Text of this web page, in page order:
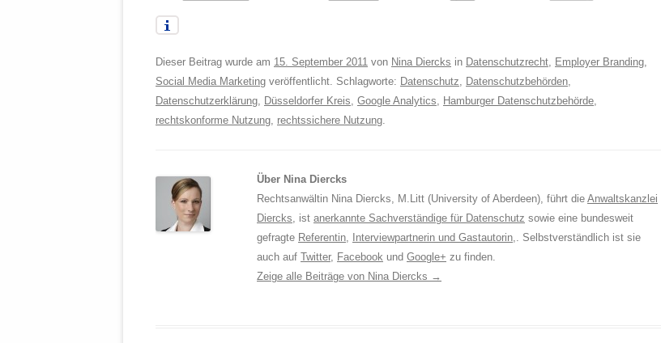
Dieser Beitrag wurde am 15. September 2011 von Nina Diercks in Datenschutzrecht, Employer Branding,
Social Media Marketing veröffentlicht. Schlagworte: Datenschutz, Datenschutzbehörden,
Datenschutzerklärung, Düsseldorfer Kreis, Google Analytics, Hamburger Datenschutzbehörde,
rechtskonforme Nutzung, rechtssichere Nutzung.
Über Nina Diercks
Rechtsanwältin Nina Diercks, M.Litt (University of Aberdeen), führt die Anwaltskanzlei
Diercks, ist anerkannte Sachverständige für Datenschutz sowie eine bundesweit
gefragte Referentin, Interviewpartnerin und Gastautorin,. Selbstverständlich ist sie
auch auf Twitter, Facebook und Google+ zu finden.
Zeige alle Beiträge von Nina Diercks →